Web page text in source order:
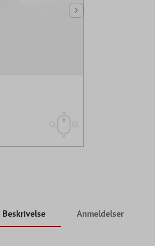
Beskrivelse Anmeldelser